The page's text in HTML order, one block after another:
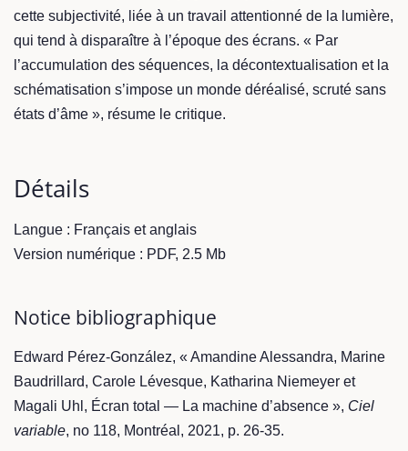
cette subjectivité, liée à un travail attentionné de la lumière,
qui tend à disparaître à l’époque des écrans. « Par
l’accumulation des séquences, la décontextualisation et la
schématisation s’impose un monde déréalisé, scruté sans
états d’âme », résume le critique.
Détails
Langue : Français et anglais
Version numérique : PDF, 2.5 Mb
Notice bibliographique
Edward Pérez-González, « Amandine Alessandra, Marine
Baudrillard, Carole Lévesque, Katharina Niemeyer et
Magali Uhl, Écran total — La machine d’absence », Ciel
variable, no 118, Montréal, 2021, p. 26-35.